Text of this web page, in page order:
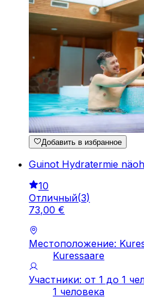
Добавить в избранное
Guinot Hydratermie
10
Отличный(3)
73,00 €
Местоположение:
Kuressaare
Участники: от 1 до 1
1 человека